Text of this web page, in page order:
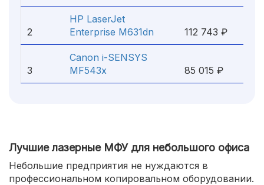
2
HP LaserJet
Enterprise M631dn
112 743 ₽
3
Canon i-SENSYS
MF543x
85 015 ₽
Лучшие лазерные МФУ для небольшого офиса
Небольшие предприятия не нуждаются в
профессиональном копировальном оборудовании.